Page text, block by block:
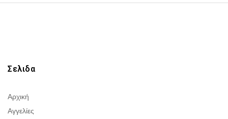
Σελιδα
Αρχική
Αγγελίες